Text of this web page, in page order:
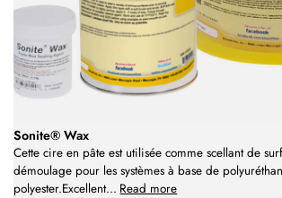
Sonite® Wax
Cette cire en pâte est utilisée comme scellant de
démoulage pour les systèmes à base de
polyester.Excellent... Read more